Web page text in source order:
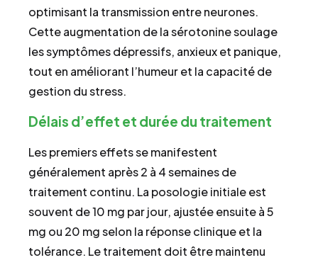
optimisant la transmission entre neurones.
Cette augmentation de la sérotonine soulage
les symptômes dépressifs, anxieux et panique,
tout en améliorant l’humeur et la capacité de
gestion du stress.
Délais d’effet et durée du traitement
Les premiers effets se manifestent
généralement après 2 à 4 semaines de
traitement continu. La posologie initiale est
souvent de 10 mg par jour, ajustée ensuite à 5
mg ou 20 mg selon la réponse clinique et la
tolérance. Le traitement doit être maintenu